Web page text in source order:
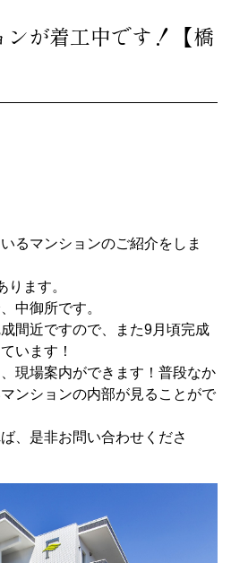
が着工中です！【橋
るマンションのご紹介をしま
ます。
中御所です。
間近ですので、また9月頃完成
います！
現場案内ができます！普段なか
ンションの内部が見ることがで
、是非お問い合わせくださ